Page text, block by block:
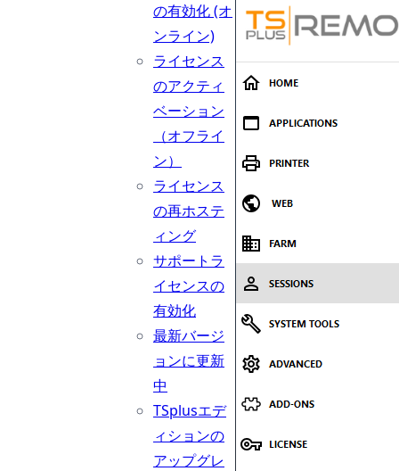
の有効化 (オ
ンライン)
ライセンス
のアクティ
ベーション
（オフライ
ン）
ライセンス
の再ホステ
ィング
サポートラ
イセンスの
有効化
最新バージ
ョンに更新
中
TSplusエデ
ィションの
アップグレ